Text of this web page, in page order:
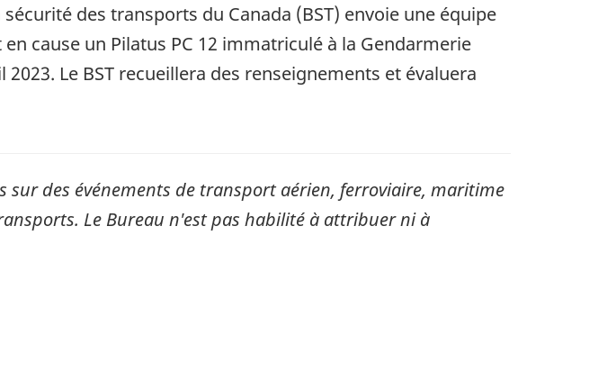
des transports du Canada (BST) envoie une équipe
cause un Pilatus PC 12 immatriculé à la Gendarmerie
Le BST recueillera des renseignements et évaluera
des événements de transport aérien, ferroviaire, maritime
Le Bureau n'est pas habilité à attribuer ni à